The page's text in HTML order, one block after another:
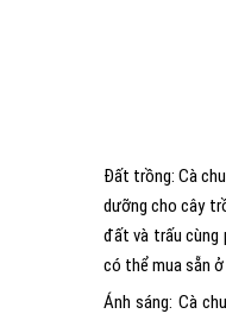
Đất trồng: Cà
dưỡng cho cây
đất và trấu cùng
có thể mua sẵn
Ánh sáng: Cà